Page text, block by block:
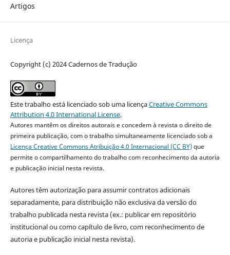
Artigos
Licença
Copyright (c) 2024 Cadernos de Tradução
Este trabalho está licenciado sob uma licençaCreative Commons
Attribution 4.0 International License.
Autores mantêm os direitos autorais e concedem à revista o direito de
primeira publicação, com o trabalho simultaneamente licenciado sob a
Licença Creative Commons Atribuição 4.0 Internacional (CC BY)que
permite o compartilhamento do trabalho com reconhecimento da autoria
e publicação inicial nesta revista.
Autores têm autorização para assumir contratos adicionais
separadamente, para distribuição não exclusiva da versão do
trabalho publicada nesta revista (ex.: publicar em repositório
institucional ou como capítulo de livro, com reconhecimento de
autoria e publicação inicial nesta revista).